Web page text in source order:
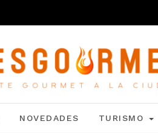
NOVEDADES TURISMO